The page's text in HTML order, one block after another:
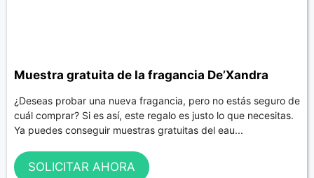
Muestra gratuita de la fragancia De’Xandra
¿Deseas probar una nueva fragancia, pero no estás seguro de
cuál comprar? Si es así, este regalo es justo lo que necesitas.
Ya puedes conseguir muestras gratuitas del eau...
SOLICITAR AHORA